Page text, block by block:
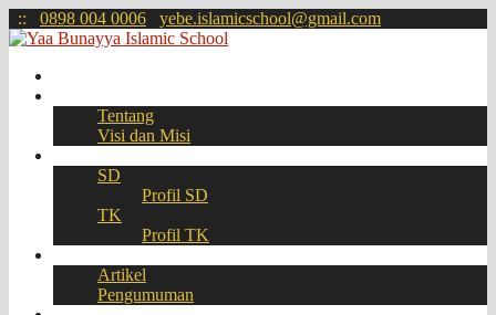
:: 0898 004 0006 yebe.islamicschool@gmail.com
Tentang
Visi dan Misi
SD
Profil SD
TK
Profil TK
Artikel
Pengumuman